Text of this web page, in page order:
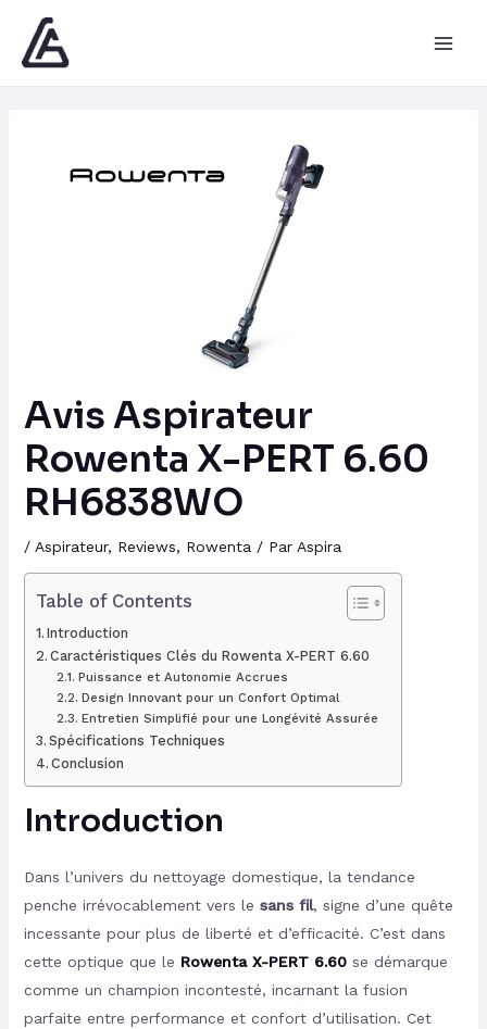
contenu
Avis Aspirateur
Rowenta X-PERT 6.60
RH6838WO
/ Aspirateur, Reviews, Rowenta/ Par Aspira
Table of Contents
Introduction
Caractéristiques Clés du Rowenta X-PERT 6.60
Puissance et Autonomie Accrues
Design Innovant pour un Confort Optimal
Entretien Simplifié pour une Longévité Assurée
Spécifications Techniques
Conclusion
Introduction
Dans l’univers du nettoyage domestique, la tendance
penche irrévocablement vers le sans fil, signe d’une quête
incessante pour plus de liberté et d’efficacité. C’est dans
cette optique que le Rowenta X-PERT 6.60se démarque
comme un champion incontesté, incarnant la fusion
parfaite entre performance et confort d’utilisation. Cet
des
articles